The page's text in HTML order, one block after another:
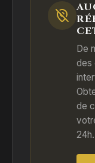
De
des
de
24h.